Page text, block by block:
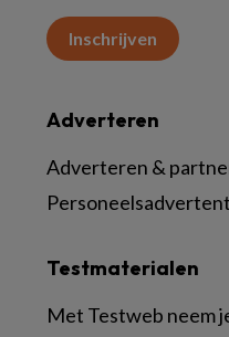
Inschrijven
Testmaterialen
Met Testweb neem
Adverteren
Adverteren &